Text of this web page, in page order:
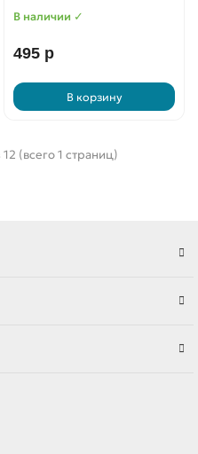
В наличии ✓
495 р
В корзину
(всего 1 страниц)